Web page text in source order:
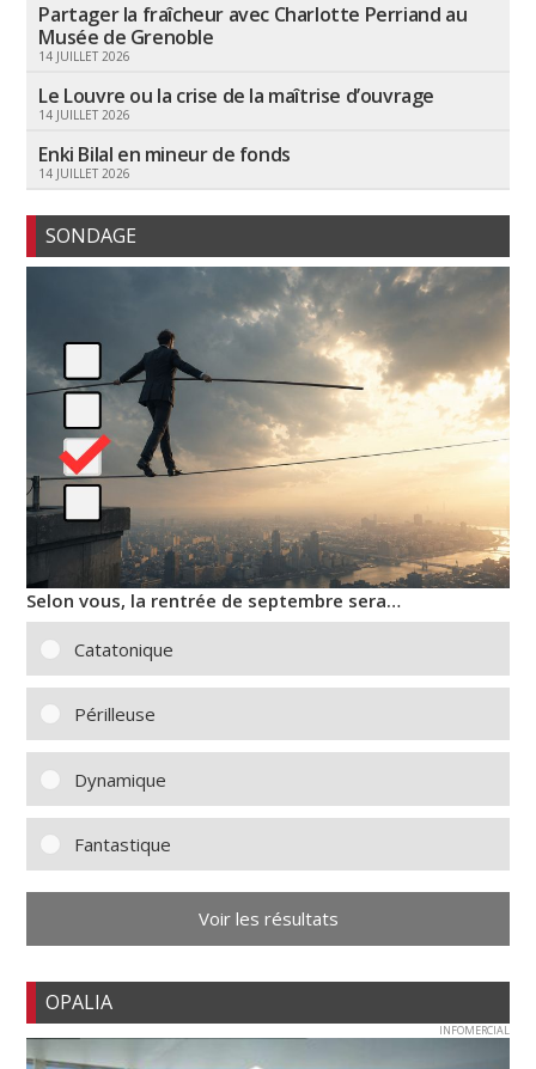
Partager la fraîcheur avec Charlotte Perriand au
Musée de Grenoble
14 JUILLET 2026
Le Louvre ou la crise de la maîtrise d’ouvrage
14 JUILLET 2026
Enki Bilal en mineur de fonds
14 JUILLET 2026
SONDAGE
Selon vous, la rentrée de septembre sera…
Catatonique
Périlleuse
Dynamique
Fantastique
Voir les résultats
OPALIA
INFOMERCIAL